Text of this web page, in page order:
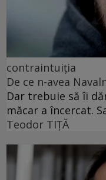
contraintuiția
De ce n-avea
Dar trebuie să îi
măcar a încercat.
Teodor TIŢĂ